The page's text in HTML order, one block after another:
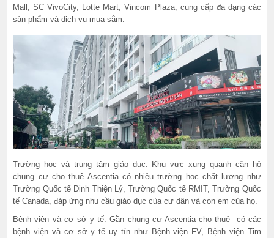
Mall, SC VivoCity, Lotte Mart, Vincom Plaza, cung cấp đa dạng các
sản phẩm và dịch vụ mua sắm.
Trường học và trung tâm giáo dục: Khu vực xung quanh căn hộ
chung cư cho thuê Ascentia có nhiều trường học chất lượng như
Trường Quốc tế Đinh Thiện Lý, Trường Quốc tế RMIT, Trường Quốc
tế Canada, đáp ứng nhu cầu giáo dục của cư dân và con em của họ.
Bệnh viện và cơ sở y tế: Gần chung cư Ascentia cho thuê có các
bệnh viện và cơ sở y tế uy tín như Bệnh viện FV, Bệnh viện Tim